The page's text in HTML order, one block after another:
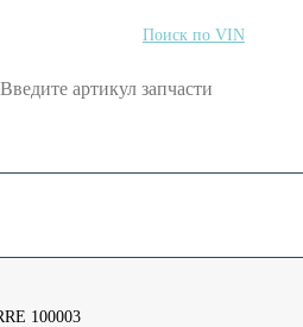
Поиск по VIN
100003